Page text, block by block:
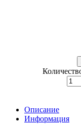
Описание
Информация